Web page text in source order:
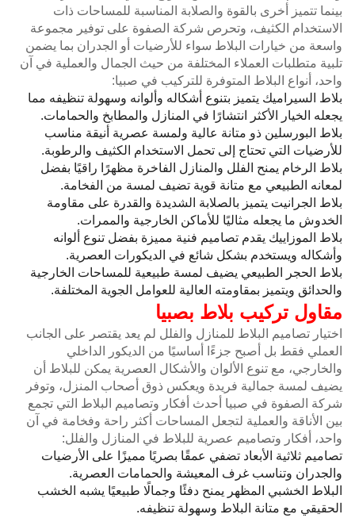
بينما تتميز أخرى بالقوة والصلابة المناسبة للمساحات ذات
الاستخدام الكثيف، وتحرص شركة الصفوة على توفير مجموعة
واسعة من خيارات البلاط سواء للأرضيات أو الجدران بما يضمن
تلبية متطلبات العملاء المختلفة من حيث الجمال والعملية في آن
واحد، أنواع البلاط المتوفرة للتركيب في صبيا:
بلاط السيراميك يتميز بتنوع أشكاله وألوانه وسهولة تنظيفه مما
يجعله الخيار الأكثر انتشارًا في المنازل والمطابخ والحمامات.
بلاط البورسلين ذو متانة عالية ولمسة عصرية أنيقة مناسب
للأرضيات التي تحتاج إلى تحمل الاستخدام الكثيف والرطوبة.
بلاط الرخام يمنح الفلل والمنازل الفاخرة مظهرًا راقيًا بفضل
لمعانه الطبيعي مع متانة قوية تضيف لمسة من الفخامة.
بلاط الجرانيت يتميز بالصلابة الشديدة والقدرة على مقاومة
الخدوش ما يجعله مثاليًا للأماكن الخارجية والممرات.
بلاط الموزاييك يقدم تصاميم فنية مميزة بفضل تنوع ألوانه
وأشكاله ويستخدم بشكل شائع في الديكورات العصرية.
بلاط الحجر الطبيعي يضيف لمسة طبيعية للمساحات الخارجية
والحدائق ويتميز بمقاومته العالية للعوامل الجوية المختلفة.
مقاول تركيب بلاط بصبيا
اختيار تصاميم البلاط للمنازل والفلل لم يعد يقتصر على الجانب
العملي فقط بل أصبح جزءًا أساسيًا من الديكور الداخلي
والخارجي، مع تنوع الألوان والأشكال العصرية يمكن للبلاط أن
يضيف لمسة جمالية فريدة ويعكس ذوق أصحاب المنزل، وتوفر
شركة الصفوة في صبيا أحدث أفكار وتصاميم البلاط التي تجمع
بين الأناقة والعملية لتجعل المساحات أكثر راحة وفخامة في آن
واحد، أفكار وتصاميم عصرية للبلاط في المنازل والفلل:
تصاميم ثلاثية الأبعاد تضفي عمقًا بصريًا مميزًا على الأرضيات
والجدران وتناسب غرف المعيشة والحمامات العصرية.
البلاط الخشبي المظهر يمنح دفئًا وجمالًا طبيعيًا يشبه الخشب
الحقيقي مع متانة البلاط وسهولة تنظيفه.